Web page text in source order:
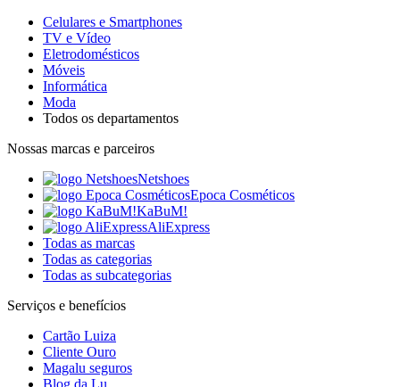
Celulares e Smartphones
TV e Vídeo
Eletrodomésticos
Móveis
Informática
Moda
Todos os departamentos
Nossas marcas e parceiros
Netshoes
Epoca Cosméticos
KaBuM!
AliExpress
Todas as marcas
Todas as categorias
Todas as subcategorias
Serviços e benefícios
Cartão Luiza
Cliente Ouro
Magalu seguros
Blog da Lu